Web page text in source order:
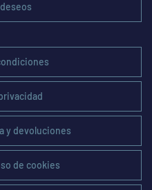
y devoluciones
de cookies